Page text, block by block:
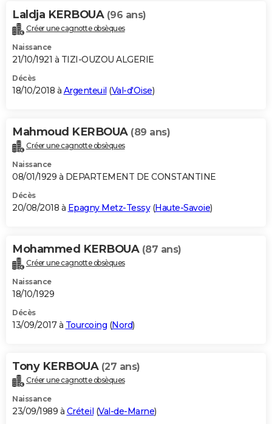
Laldja KERBOUA (96 ans)
Créer une cagnotte obsèques
Naissance
21/10/1921 à TIZI-OUZOU ALGERIE
Décès
18/10/2018 à Argenteuil (Val-d'Oise)
Mahmoud KERBOUA (89 ans)
Créer une cagnotte obsèques
Naissance
08/01/1929 à DEPARTEMENT DE CONSTANTINE
Décès
20/08/2018 à Epagny Metz-Tessy(Haute-Savoie)
Mohammed KERBOUA (87 ans)
Créer une cagnotte obsèques
Naissance
18/10/1929
Décès
13/09/2017 à Tourcoing (Nord)
Tony KERBOUA (27 ans)
Créer une cagnotte obsèques
Naissance
23/09/1989 à Créteil (Val-de-Marne)